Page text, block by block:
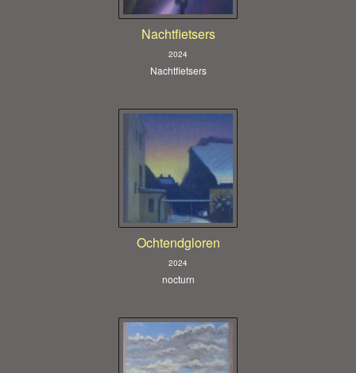
Nachtfietsers
2024
Nachtfietsers
Ochtendgloren
2024
nocturn